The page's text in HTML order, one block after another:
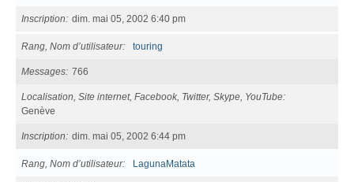
Inscription dim. mai 05, 2002 6:40 pm
Rang, Nom d’utilisateur touring
Messages 766
Localisation, Site internet, Facebook, Twitter, Skype, YouTube
Genève
Inscription dim. mai 05, 2002 6:44 pm
Rang, Nom d’utilisateur LagunaMatata